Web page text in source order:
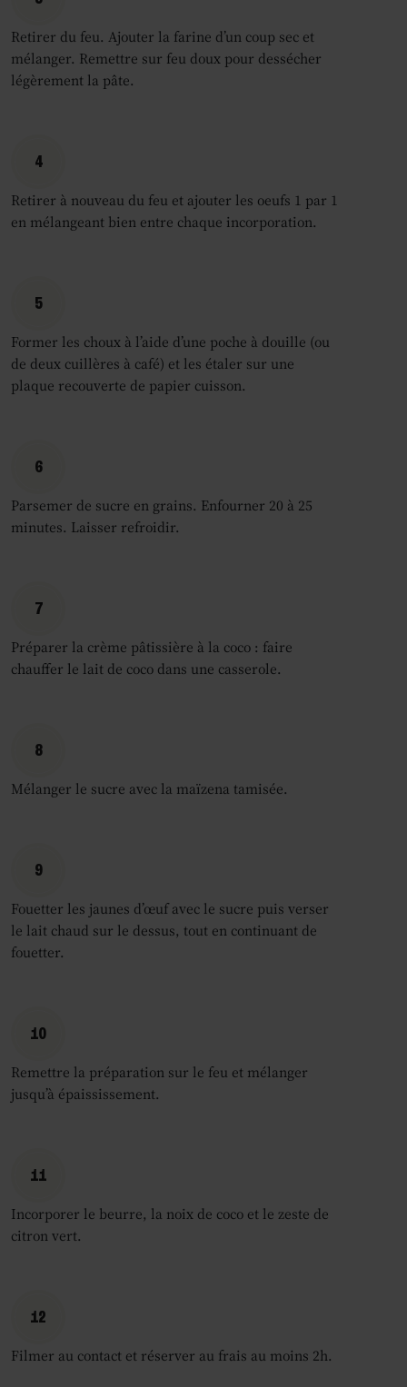
Retirer du feu. Ajouter la farine d’un coup sec et
mélanger. Remettre sur feu doux pour dessécher
légèrement la pâte.
4
Retirer à nouveau du feu et ajouter les oeufs 1 par 1
en mélangeant bien entre chaque incorporation.
5
Former les choux à l’aide d’une poche à douille (ou
de deux cuillères à café) et les étaler sur une
plaque recouverte de papier cuisson.
6
Parsemer de sucre en grains. Enfourner 20 à 25
minutes. Laisser refroidir.
7
Préparer la crème pâtissière à la coco : faire
chauffer le lait de coco dans une casserole.
8
Mélanger le sucre avec la maïzena tamisée.
9
Fouetter les jaunes d’œuf avec le sucre puis verser
le lait chaud sur le dessus, tout en continuant de
fouetter.
10
Remettre la préparation sur le feu et mélanger
jusqu’à épaississement.
11
Incorporer le beurre, la noix de coco et le zeste de
citron vert.
12
Filmer au contact et réserver au frais au moins 2h.